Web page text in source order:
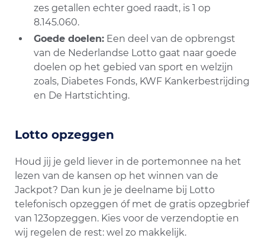
zes getallen echter goed raadt, is 1 op
8.145.060.
Goede doelen: Een deel van de opbrengst
van de Nederlandse Lotto gaat naar goede
doelen op het gebied van sport en welzijn
zoals, Diabetes Fonds, KWF Kankerbestrijding
en De Hartstichting.
Lotto opzeggen
Houd jij je geld liever in de portemonnee na het
lezen van de kansen op het winnen van de
Jackpot? Dan kun je je deelname bij Lotto
telefonisch opzeggen óf met de gratis opzegbrief
van 123opzeggen. Kies voor de verzendoptie en
wij regelen de rest: wel zo makkelijk.